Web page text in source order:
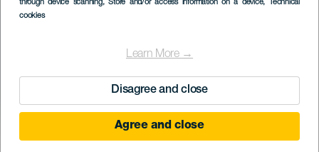
through device scanning, Store and/or access information on a device, Technical
cookies
Learn More →
Disagree and close
Agree and close